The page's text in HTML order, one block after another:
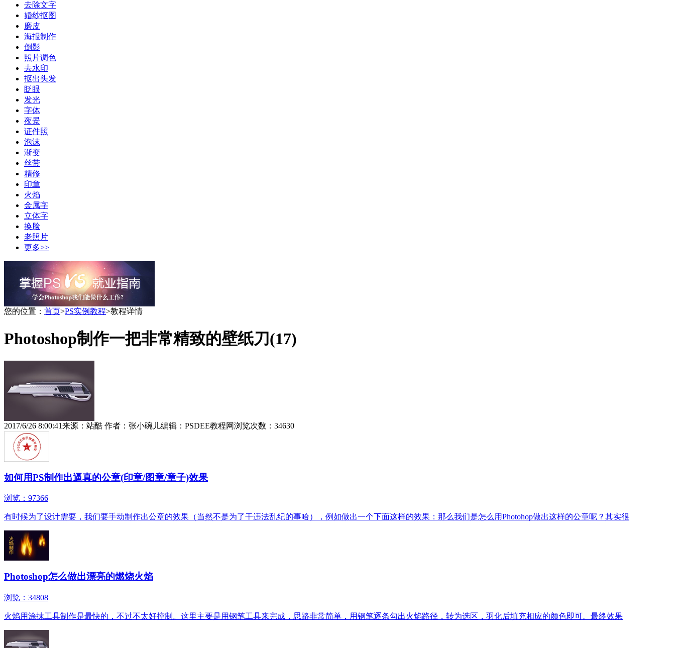
去除文字
婚纱抠图
磨皮
海报制作
倒影
照片调色
去水印
抠出头发
眨眼
发光
字体
夜景
证件照
泡沫
渐变
丝带
精修
印章
火焰
金属字
立体字
换脸
老照片
更多>>
您的位置： 首页>PS实例教程>教程详情
Photoshop制作一把非常精致的壁纸刀(17)
2017/6/26 8:00:41来源：站酷 作者：张小碗儿编辑：PSDEE教程网浏览次数：34630
如何用PS制作出逼真的公章(印章/图章/章子)效果
浏览：97366
有时候为了设计需要，我们要手动制作出公章的效果（当然不是为了干违法乱纪的事哈），例如做出一个下面这样的效果：那么我们是怎么用Photohop做出这样的公章呢？其实很
Photoshop怎么做出漂亮的燃烧火焰
浏览：34808
火焰用涂抹工具制作是最快的，不过不太好控制。这里主要是用钢笔工具来完成，思路非常简单，用钢笔逐条勾出火焰路径，转为选区，羽化后填充相应的颜色即可。最终效果